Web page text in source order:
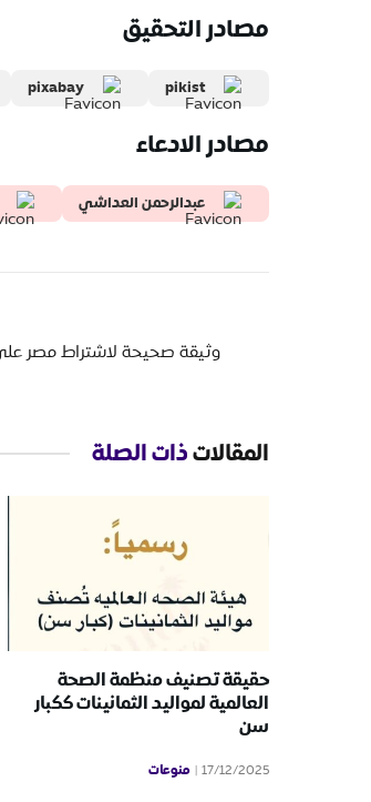
مصادر التحقيق
pikist
pixabay
مصادر الادعاء
عبدالرحمن العداشي
وثيقة صحيحة لاشتراط مصر
المقالاتذات الصلة
حقيقة تصنيف منظمة الصحة
العالمية لمواليد الثمانينات ككبار
سن
17/12/2025 منوعات